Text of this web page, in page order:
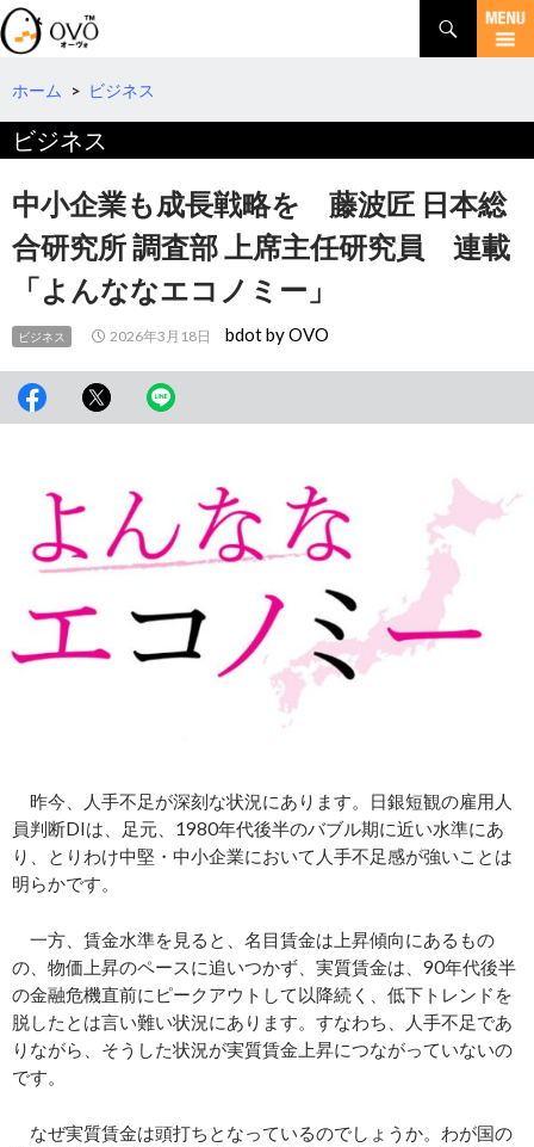
検
索
コ
テ
へ
動
ホーム > ビジネス
ビジネス
中小企業も成長戦略を 藤波匠 日本総
合研究所 調査部 上席主任研究員 連載
「よんななエコノミー」
ビジネス 2026年3月18日 bdot by OVO
昨今、人手不足が深刻な状況にあります。日銀短観の雇用人
員判断DIは、足元、1980年代後半のバブル期に近い水準にあ
り、とりわけ中堅・中小企業において人手不足感が強いことは
明らかです。
一方、賃金水準を見ると、名目賃金は上昇傾向にあるもの
の、物価上昇のペースに追いつかず、実質賃金は、90年代後半
の金融危機直前にピークアウトして以降続く、低下トレンドを
脱したとは言い難い状況にあります。すなわち、人手不足であ
りながら、そうした状況が実質賃金上昇につながっていないの
です。
なぜ実質賃金は頭打ちとなっているのでしょうか。わが国の